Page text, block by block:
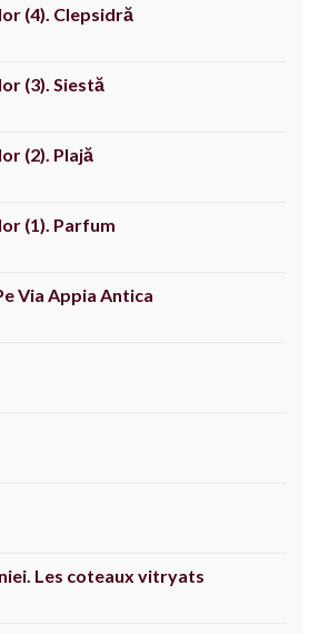
(4). Clepsidră
(3). Siestă
(2). Plajă
(1). Parfum
Via Appia Antica
Les coteaux vitryats